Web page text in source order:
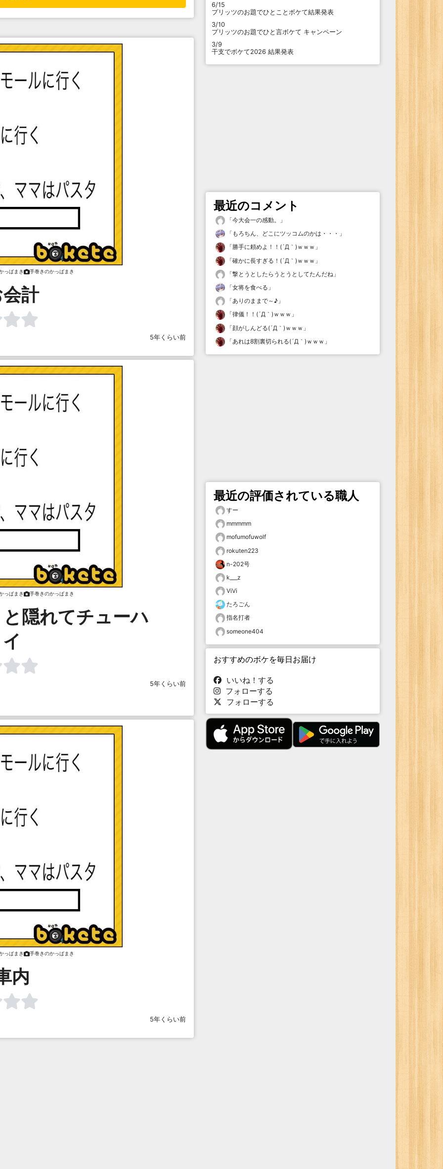
っぱまき 手巻きのかっぱまき
計
5年くらい前
っぱまき 手巻きのかっぱまき
隠れてチューハ
イ
5年くらい前
っぱまき 手巻きのかっぱまき
内
5年くらい前
6/15
プリッツのお題でひとことボケて結果発表
3/10
プリッツのお題でひと言ボケて キャンペーン
3/9
干支でボケて2026 結果発表
最近のコメント
「今大会一の感動。
」
「 もろちん、どこにツッコムのかは・・・ 」
「勝手に頼めよ！！(´Д｀)ｗｗｗ 」
「確かに長すぎる！(´Д｀)ｗｗｗ 」
「撃とうとしたらうとうとしてたんだね 」
「女将を食べる 」
「ありのままで～♪ 」
「律儀！！(´Д｀)ｗｗｗ 」
「顔がしんどる(´Д｀)ｗｗｗ 」
「あれは8割裏切られる(´Д｀)ｗｗｗ 」
最近の評価されている職人
すー
mmmmm
mofumofuwolf
rokuten223
n-202号
k___z
ViVi
たろごん
指名打者
someone404
おすすめのボケを毎日お届け
いいね！する
フォローする
フォローする